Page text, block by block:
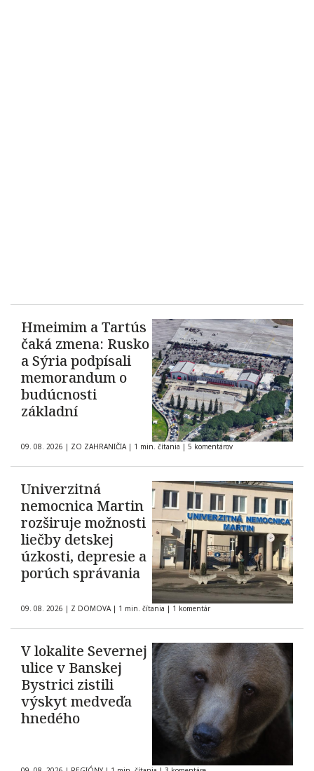
Hmeimim a Tartús
čaká zmena: Rusko
a Sýria podpísali
memorandum o
budúcnosti
základní
09. 08. 2026 | ZO ZAHRANIČIA | 1 min. čítania | 5 komentárov
Univerzitná
nemocnica Martin
rozširuje možnosti
liečby detskej
úzkosti, depresie a
porúch správania
09. 08. 2026 | Z DOMOVA | 1 min. čítania | 1 komentár
V lokalite Severnej
ulice v Banskej
Bystrici zistili
výskyt medveďa
hnedého